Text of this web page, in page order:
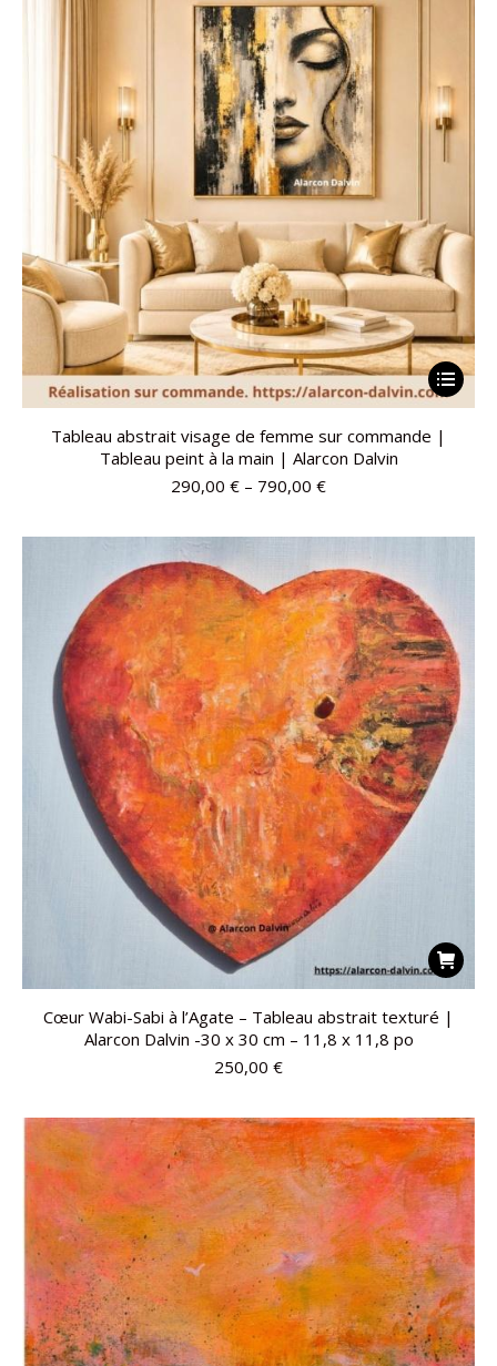
Tableau abstrait visage de femme sur commande |
Tableau peint à la main | Alarcon Dalvin
290,00 € – 790,00 €
Cœur Wabi-Sabi à l’Agate – Tableau abstrait texturé |
Alarcon Dalvin -30 x 30 cm – 11,8 x 11,8 po
250,00 €